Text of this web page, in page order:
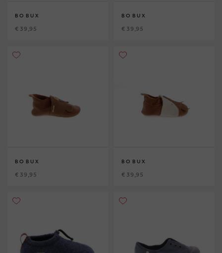
BOBUX
€ 39,95
BOBUX
€ 39,95
BOBUX
€ 39,95
BOBUX
€ 39,95